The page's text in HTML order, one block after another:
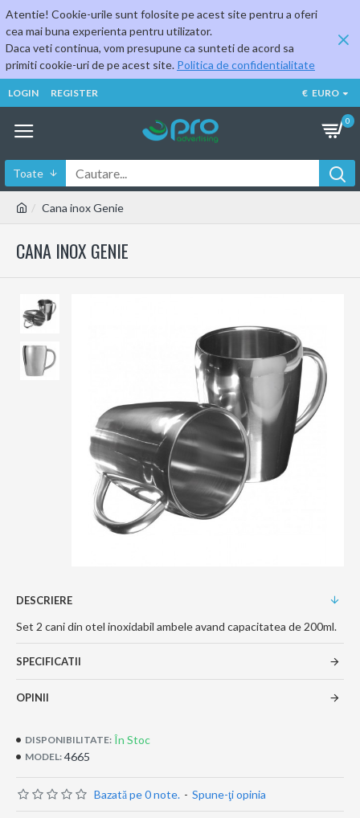
Atentie! Cookie-urile sunt folosite pe acest site pentru a oferi
cea mai buna experienta pentru utilizator.
Daca veti continua, vom presupune ca sunteti de acord sa
primiti cookie-uri de pe acest site. Politica de confidentialitate
LOGIN REGISTER € EURO
0
Toate
Cana inox Genie
CANA INOX GENIE
DESCRIERE
Set 2 cani din otel inoxidabil ambele avand capacitatea de 200ml.
SPECIFICATII
OPINII
DISPONIBILITATE: În Stoc
MODEL: 4665
Bazată pe 0 note. - Spune-ţi opinia